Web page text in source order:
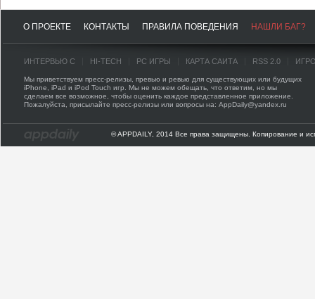
О ПРОЕКТЕ КОНТАКТЫ ПРАВИЛА ПОВЕДЕНИЯ НАШЛИ БАГ?
ИНТЕРВЬЮ С HI-TECH PC ИГРЫ КАРТА САЙТА RSS 2.0
Мы приветствуем пресс-релизы, превью и ревью для существующих или будущих
iPhone, iPad и iPod Touch игр. Мы не можем обещать, что ответим, но мы
сделаем все возможное, чтобы оценить каждое представленное приложение.
Пожалуйста, присылайте пресс-релизы или вопросы на: AppDaily@yandex.ru
© APPDAILY, 2014 Все права защищены. Копирование и